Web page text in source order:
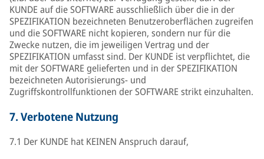
KUNDE auf die SOFTWARE ausschließlich über die in der
SPEZIFIKATION bezeichneten Benutzeroberflächen zugreifen
und die SOFTWARE nicht kopieren, sondern nur für die
Zwecke nutzen, die im jeweiligen Vertrag und der
SPEZIFIKATION umfasst sind. Der KUNDE ist verpflichtet, die
mit der SOFTWARE gelieferten und in der SPEZIFIKATION
bezeichneten Autorisierungs- und
Zugriffskontrollfunktionen der SOFTWARE strikt einzuhalten.
7.Verbotene Nutzung
7.1 Der KUNDE hat KEINEN Anspruch darauf,